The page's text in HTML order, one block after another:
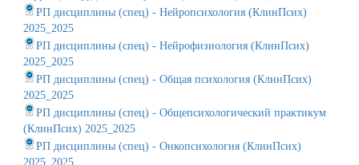
РП дисциплины (спец) - Нейропсихология (КлинПсих)
2025_2025
РП дисциплины (спец) - Нейрофизиология (КлинПсих)
2025_2025
РП дисциплины (спец) - Общая психология (КлинПсих)
2025_2025
РП дисциплины (спец) - Общепсихологический практикум
(КлинПсих) 2025_2025
РП дисциплины (спец) - Онкопсихология (КлинПсих)
2025_2025